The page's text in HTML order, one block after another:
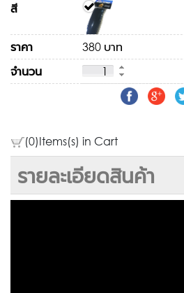
สี
ราคา
380 บาท
จำนวน
(0)Items(s) in Cart
รายละเอียดสินค้า